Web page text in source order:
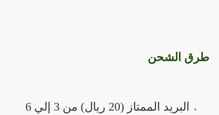
طرق الشحن
البريد الممتاز (20 ريال) من 3 إلي 6